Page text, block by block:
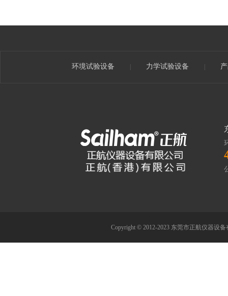
环境试验设备 力学试验设备
Copyright © 2012-2023 东莞市正航仪器设